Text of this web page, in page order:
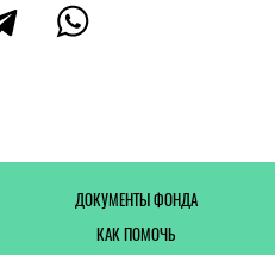
ДОКУМЕНТЫ ФОНДА
КАК ПОМОЧЬ